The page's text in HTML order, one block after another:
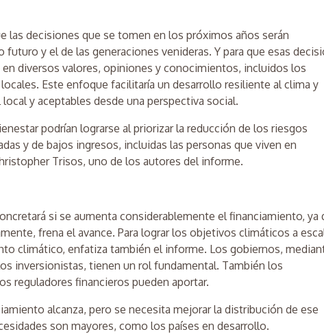
las decisiones que se tomen en los próximos años serán
y el de las generaciones venideras. Y para que esas
diversos valores, opiniones y conocimientos, incluidos los
Este enfoque facilitaría un desarrollo resiliente al clima y
y aceptables desde una perspectiva social.
podrían lograrse al priorizar la reducción de los riesgos
y de bajos ingresos, incluidas las personas que viven en
Trisos, uno de los autores del informe.
si se aumenta considerablemente el financiamiento, ya
frena el avance. Para lograr los objetivos climáticos a
climático, enfatiza también el informe. Los gobiernos,
inversionistas, tienen un rol fundamental. También los
reguladores financieros pueden aportar.
alcanza, pero se necesita mejorar la distribución de ese
son mayores, como los países en desarrollo.